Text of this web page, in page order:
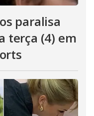
paralisa
terça (4) em